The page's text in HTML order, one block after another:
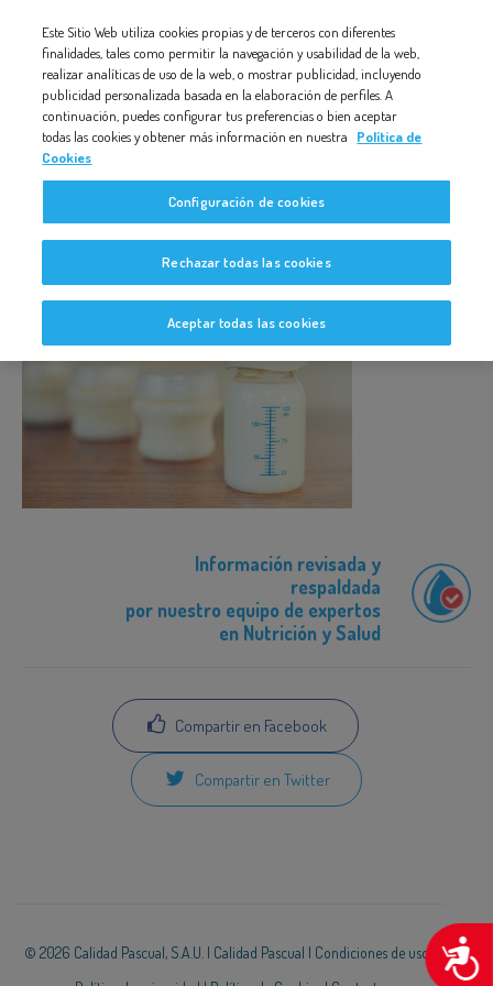
accesibilidad.
ALERGIA-O-INTOLERANCIA-1
Alergia-o-intolerancia-1
Información revisada y
respaldada
por nuestro equipo de expertos
en Nutrición y Salud
Compartir en Facebook
Compartir en Twitter
© 2026 Calidad Pascual, S.A.U. | Calidad Pascual | Condiciones de uso
Este Sitio Web utiliza cookies propias y de terceros con diferentes
finalidades, tales como permitir la navegación y usabilidad de la web,
realizar analíticas de uso de la web, o mostrar publicidad, incluyendo
publicidad personalizada basada en la elaboración de perfiles. A
continuación, puedes configurar tus preferencias o bien aceptar
todas las cookies y obtener más información en nuestra
Política de
Cookies
Configuración de cookies
Rechazar todas las cookies
Aceptar todas las cookies